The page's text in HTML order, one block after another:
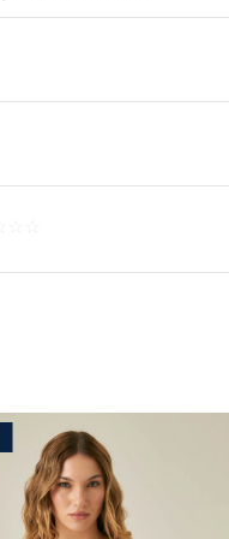
No remojar. OTROS: No retorcer
CUIDADO TEXTIL